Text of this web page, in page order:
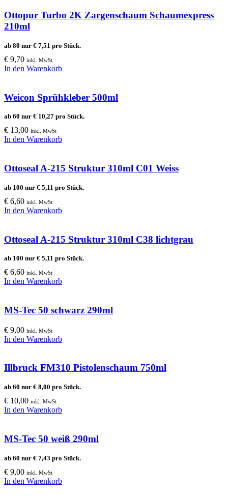
Ottopur Turbo 2K Zargenschaum Schaumexpress
210ml
ab 80 nur € 7,51 pro Stück.
€ 9,70 inkl. MwSt
In den Warenkorb
Weicon Sprühkleber 500ml
ab 60 nur € 10,27 pro Stück.
€ 13,00 inkl. MwSt
In den Warenkorb
Ottoseal A-215 Struktur 310ml C01 Weiss
ab 100 nur € 5,11 pro Stück.
€ 6,60 inkl. MwSt
In den Warenkorb
Ottoseal A-215 Struktur 310ml C38 lichtgrau
ab 100 nur € 5,11 pro Stück.
€ 6,60 inkl. MwSt
In den Warenkorb
MS-Tec 50 schwarz 290ml
€ 9,00 inkl. MwSt
In den Warenkorb
Illbruck FM310 Pistolenschaum 750ml
ab 60 nur € 8,00 pro Stück.
€ 10,00 inkl. MwSt
In den Warenkorb
MS-Tec 50 weiß 290ml
ab 60 nur € 7,43 pro Stück.
€ 9,00 inkl. MwSt
In den Warenkorb